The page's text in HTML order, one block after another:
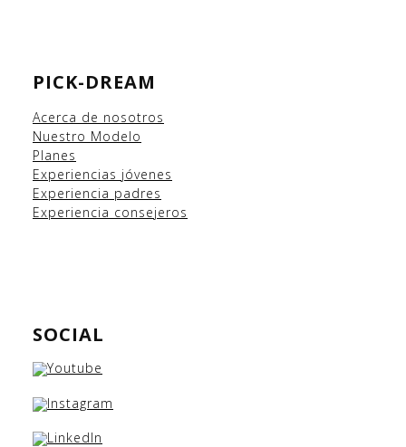
PICK-DREAM
Acerca de nosotros
Nuestro Modelo
Planes
Experiencias jóvenes
Experiencia padres
Experiencia consejeros
SOCIAL